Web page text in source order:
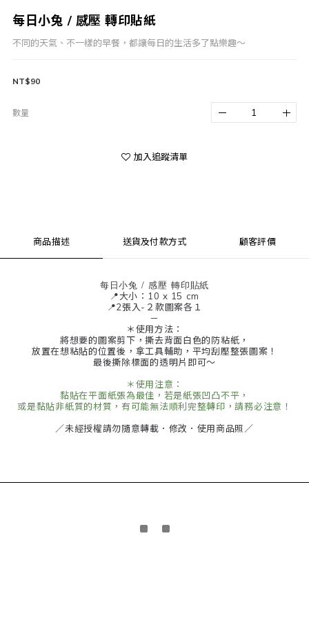
每日小兔 / 感壓 轉印貼紙
不同的天氣、不一樣的早餐，都讓每日的生活多了點樂趣～
NT$90
數量
加入追蹤清單
商品描述 送貨及付款方式 顧客評價
每日小兔 / 感壓 轉印貼紙
📍大小：10 x 15 cm
📍2張入-２款圖案各１
－
＊使用方法：
將想要的圖案剪下，撕去背面白色的防粘紙，
放置在想粘貼的位置後，拿工具輔助，平均刮壓整張圖案！
最後撕除標面的透明片即可～
＊使用注意：
黏貼在平面紙張為最佳，若是紙張凹凸不平，
或是黏貼非紙質的材質，有可能無法順利完整轉印，請務必注意！
／未經授權請勿隨意轉載．修改．使用商品照／